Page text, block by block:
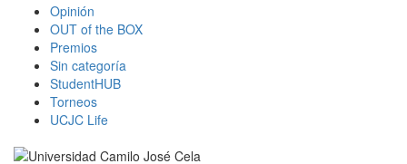
Opinión
OUT of the BOX
Premios
Sin categoría
StudentHUB
Torneos
UCJC Life